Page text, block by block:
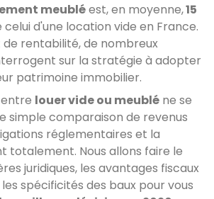
meubléest, en moyenne,15
celui d'une location vide en France.
rentabilité, de nombreux
sur la stratégie à adopter
patrimoine immobilier.
louer vide ou meublé ne se
simple comparaison de revenus
réglementaires et la
totalement. Nous allons faire le
juridiques, les avantages fiscaux
spécificités des baux pour vous